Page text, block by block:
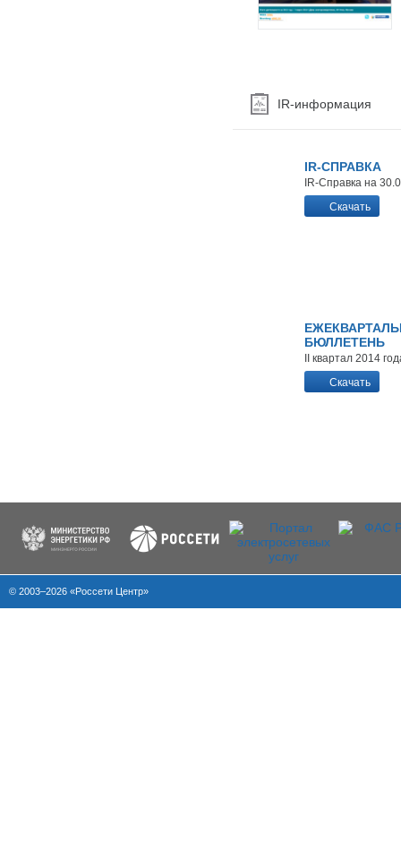
IR-информация
IR-СПРАВКА
IR-Справка на
Скачать
БЮЛЛЕТЕНЬ
II квартал 2014
Скачать
© 2003–2026 «Россети Центр»